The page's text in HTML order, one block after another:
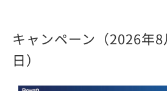
キャンペーン（2026年
日）